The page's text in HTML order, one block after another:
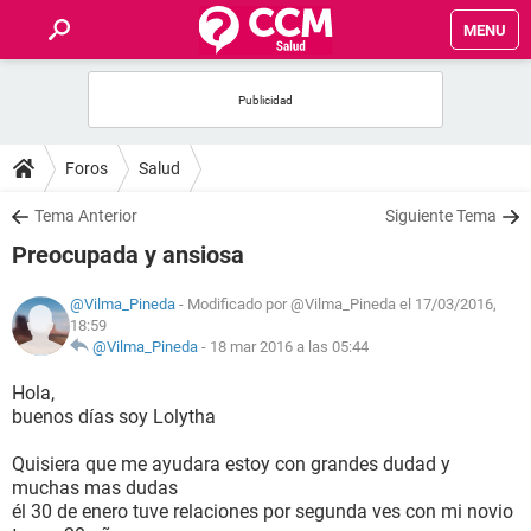
MENU
FOROS
SALUD
NUTRICIÓN
BIENESTAR
SEXUALIDAD
GLOSARIO
Foros Salud
Tema Anterior Siguiente Tema
Preocupada y ansiosa
@Vilma_Pineda- Modificado por @Vilma_Pineda el 17/03/2016,
18:59
@Vilma_Pineda- 18 mar 2016 a las 05:44
Hola,
buenos días soy Lolytha
Quisiera que me ayudara estoy con grandes dudad y
muchas mas dudas
él 30 de enero tuve relaciones por segunda ves con mi novio